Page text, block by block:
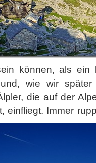
können, als ein
wie wir später
die auf der
einfliegt. Immer